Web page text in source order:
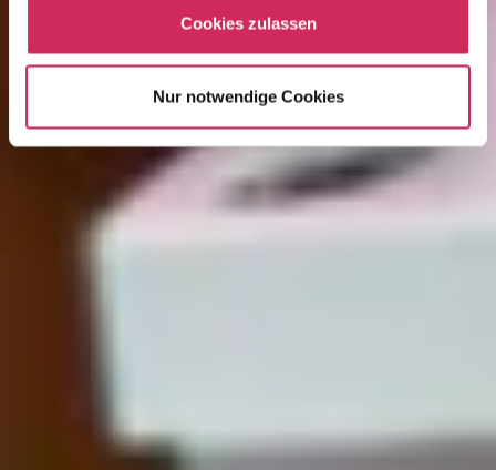
Cookies zulassen
Nur notwendige Cookies